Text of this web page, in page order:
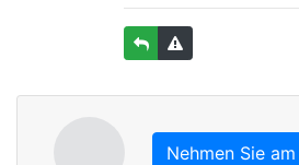
Nehmen Sie